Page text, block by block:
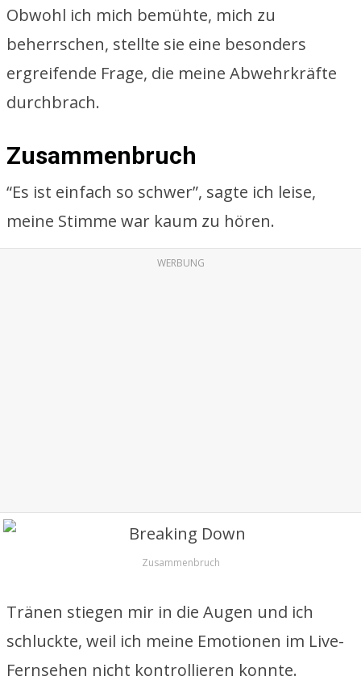
Obwohl ich mich bemühte, mich zu
beherrschen, stellte sie eine besonders
ergreifende Frage, die meine Abwehrkräfte
durchbrach.
Zusammenbruch
“Es ist einfach so schwer”, sagte ich leise,
meine Stimme war kaum zu hören.
WERBUNG
Zusammenbruch
Tränen stiegen mir in die Augen und ich
schluckte, weil ich meine Emotionen im Live-
Fernsehen nicht kontrollieren konnte.